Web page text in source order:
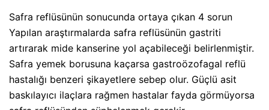
Safra reflüsünün sonucunda ortaya çıkan 4 sorun
Yapılan araştırmalarda safra reflüsünün gastriti
artırarak mide kanserine yol açabileceği belirlenmiştir.
Safra yemek borusuna kaçarsa gastroözofagal reflü
hastalığı benzeri şikayetlere sebep olur. Güçlü asit
baskılayıcı ilaçlara rağmen hastalar fayda görmüyorsa